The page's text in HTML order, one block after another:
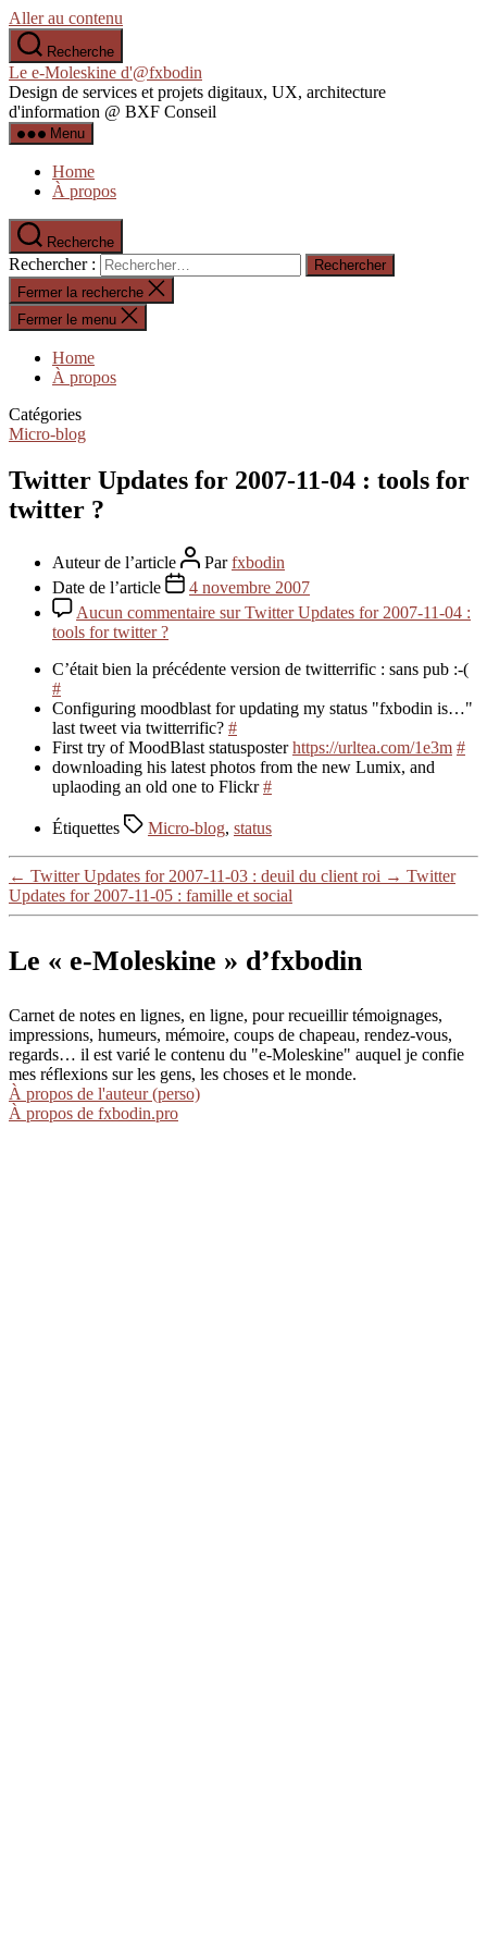
Aller au contenu
Recherche
Le e-Moleskine d'@fxbodin
Design de services et projets digitaux, UX, architecture
d'information @ BXF Conseil
Menu
Home
À propos
Recherche
Rechercher :
Fermer la recherche
Fermer le menu
Home
À propos
Catégories
Micro-blog
Twitter Updates for 2007-11-04 : tools for
twitter ?
Auteur de l’article Parfxbodin
Date de l’article
4 novembre 2007
Aucun commentaire sur Twitter Updates for 2007-11-04 :
tools for twitter ?
C’était bien la précédente version de twitterrific : sans pub :-(
#
Configuring moodblast for updating my status "fxbodin is…"
last tweet via twitterrific? #
First try of MoodBlast statusposterhttps://urltea.com/1e3m #
downloading his latest photos from the new Lumix, and
uplaoding an old one to Flickr#
Étiquettes Micro-blog, status
← Twitter Updates for 2007-11-03 : deuil du client roi → Twitter
Updates for 2007-11-05 : famille et social
Le « e-Moleskine » d’fxbodin
Carnet de notes en lignes, en ligne, pour recueillir témoignages,
impressions, humeurs, mémoire, coups de chapeau, rendez-vous,
regards… il est varié le contenu du "e-Moleskine" auquel je confie
mes réflexions sur les gens, les choses et le monde.
À propos de l'auteur (perso)
À propos de fxbodin.pro